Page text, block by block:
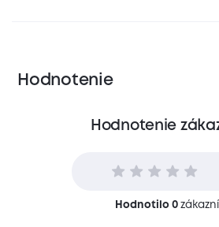
Hodnotenie
Hodnotenie
Hodnotilo 0